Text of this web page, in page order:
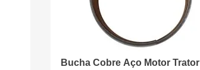
Bucha Cobre Aço Motor Trator